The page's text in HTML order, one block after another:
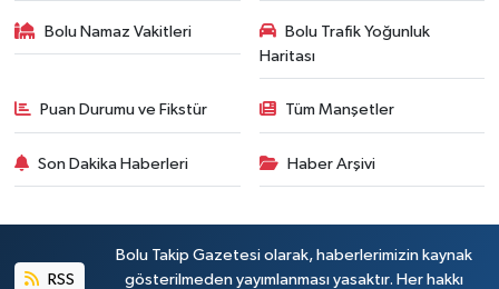
Bolu Namaz Vakitleri
Bolu Trafik Yoğunluk
Haritası
Puan Durumu ve Fikstür Tüm Manşetler
Son Dakika Haberleri Haber Arşivi
RSS
Bolu Takip Gazetesi olarak, haberlerimizin kaynak
gösterilmeden yayımlanması yasaktır. Her hakkı